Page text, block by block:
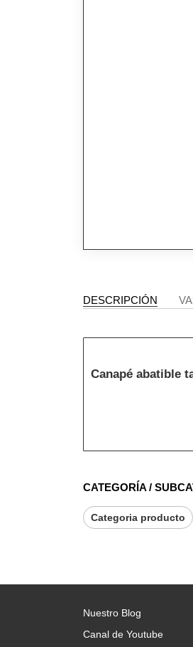
DESCRIPCIÓN
Canapé abatible
CATEGORÍA /
Categoria producto
Nuestro Blog
Canal de Youtube